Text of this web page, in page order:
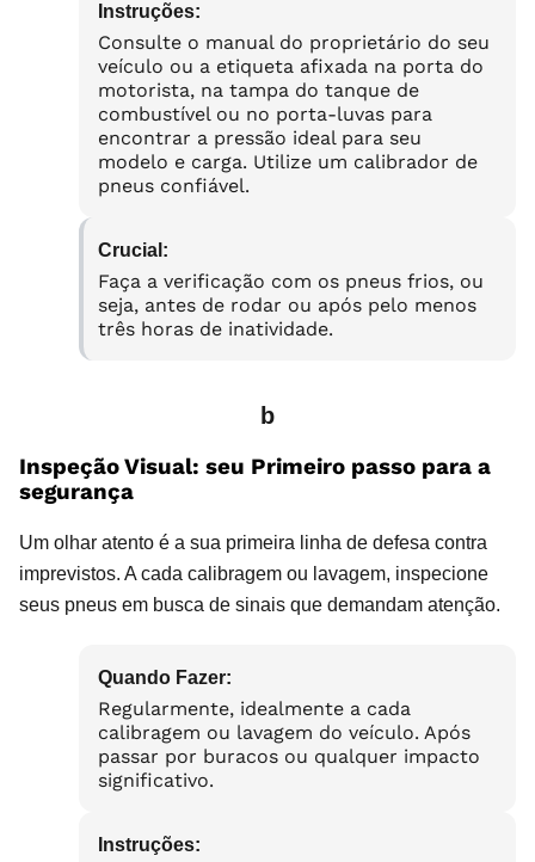
Instruções:
Consulte o manual do proprietário do seu
veículo ou a etiqueta afixada na porta do
motorista, na tampa do tanque de
combustível ou no porta-luvas para
encontrar a pressão ideal para seu
modelo e carga. Utilize um calibrador de
pneus confiável.
Crucial:
Faça a verificação com os pneus frios, ou
seja, antes de rodar ou após pelo menos
três horas de inatividade.
b
Inspeção Visual: seu Primeiro passo para a
segurança
Um olhar atento é a sua primeira linha de defesa contra
imprevistos. A cada calibragem ou lavagem, inspecione
seus pneus em busca de sinais que demandam atenção.
Quando Fazer:
Regularmente, idealmente a cada
calibragem ou lavagem do veículo. Após
passar por buracos ou qualquer impacto
significativo.
Instruções: